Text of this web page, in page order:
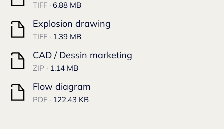
TIFF · 6.88 MB
Explosion drawing
TIFF · 1.39 MB
CAD / Dessin marketing
ZIP · 1.14 MB
Flow diagram
PDF · 122.43 KB